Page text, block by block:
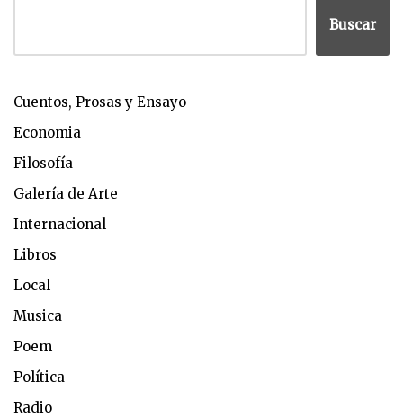
Buscar
Cuentos, Prosas y Ensayo
Economia
Filosofía
Galería de Arte
Internacional
Libros
Local
Musica
Poem
Política
Radio